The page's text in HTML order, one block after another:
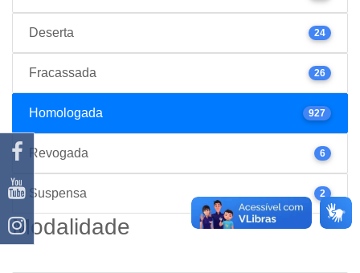
Deserta 24
Fracassada 26
Homologada 927
Revogada 6
Suspensa 2
Modalidade